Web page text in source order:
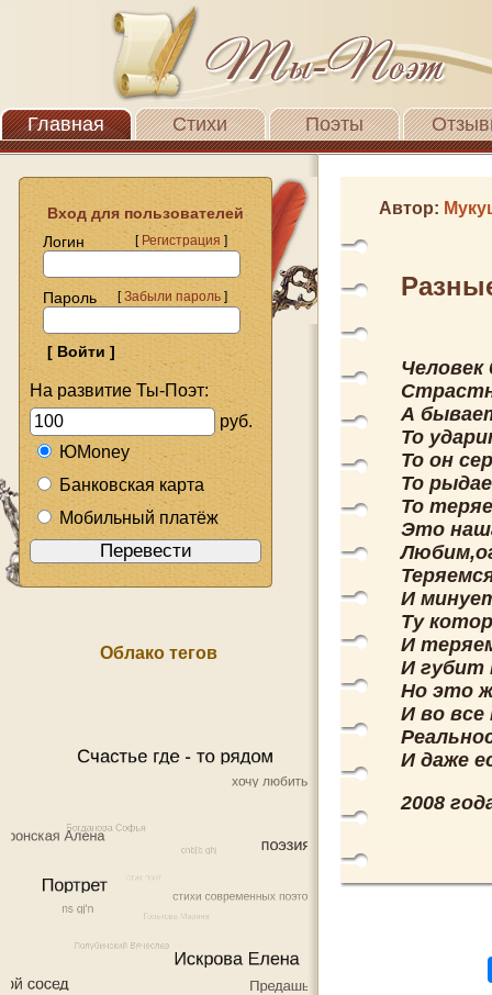
Главная Стихи Поэты
Вход для пользователей
Логин
[Регистрация]
Пароль [Забыли пароль]
На развитие Ты-Поэт:
руб.
ЮMoney
Банковская карта
Мобильный платёж
Облако тегов
Автор:
А
То
То он
То
То
Это
И
Ту
И
И губит
Но это
И во все
И даже
2008